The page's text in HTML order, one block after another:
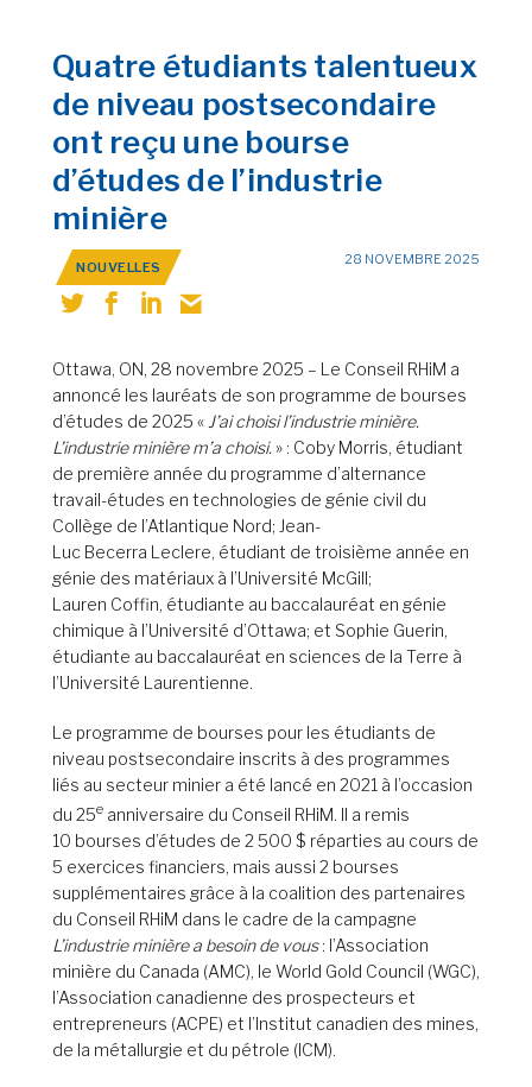
Quatre étudiants talentueux
de niveau postsecondaire
ont reçu une bourse
d’études de l’industrie
minière
NOUVELLES 28 NOVEMBRE 2025
Ottawa, ON, 28 novembre 2025 – Le Conseil RHiM a
annoncé les lauréats de son programme de bourses
d’études de 2025 « J’ai choisi l’industrie minière.
L’industrie minière m’a choisi. » : Coby Morris, étudiant
de première année du programme d’alternance
travail-études en technologies de génie civil du
Collège de l’Atlantique Nord; Jean-
Luc Becerra Leclere, étudiant de troisième année en
génie des matériaux à l’Université McGill;
Lauren Coffin, étudiante au baccalauréat en génie
chimique à l’Université d’Ottawa; et Sophie Guerin,
étudiante au baccalauréat en sciences de la Terre à
l’Université Laurentienne.
Le programme de bourses pour les étudiants de
niveau postsecondaire inscrits à des programmes
liés au secteur minier a été lancé en 2021 à l’occasion
du 25e anniversaire du Conseil RHiM. Il a remis
10 bourses d’études de 2 500 $ réparties au cours de
5 exercices financiers, mais aussi 2 bourses
supplémentaires grâce à la coalition des partenaires
du Conseil RHiM dans le cadre de la campagne
L’industrie minière a besoin de vous: l’Association
minière du Canada (AMC), le World Gold Council (WGC),
l’Association canadienne des prospecteurs et
entrepreneurs (ACPE) et l’Institut canadien des mines,
de la métallurgie et du pétrole (ICM).